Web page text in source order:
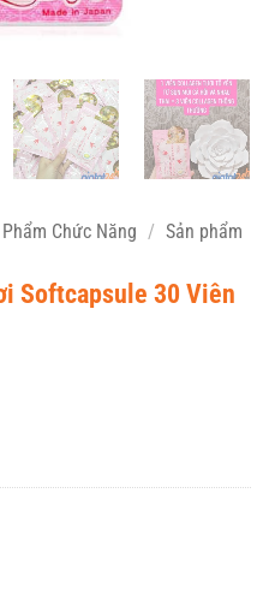
Chức Năng / Sản phẩm
Softcapsule 30 Viên